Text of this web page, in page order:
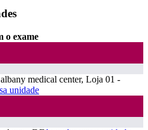
o exame
medical center, Loja 01 -
unidade